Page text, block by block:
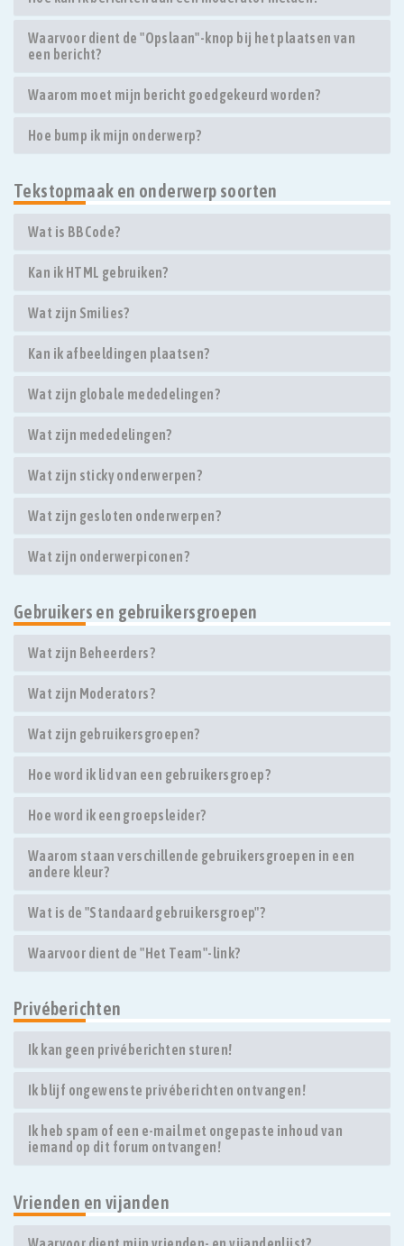
Waarvoor dient de "Opslaan"-knop bij het plaatsen van
een bericht?
Waarom moet mijn bericht goedgekeurd worden?
Hoe bump ik mijn onderwerp?
Tekstopmaak en onderwerp soorten
Wat is BBCode?
Kan ik HTML gebruiken?
Wat zijn Smilies?
Kan ik afbeeldingen plaatsen?
Wat zijn globale mededelingen?
Wat zijn mededelingen?
Wat zijn sticky onderwerpen?
Wat zijn gesloten onderwerpen?
Wat zijn onderwerpiconen?
Gebruikers en gebruikersgroepen
Wat zijn Beheerders?
Wat zijn Moderators?
Wat zijn gebruikersgroepen?
Hoe word ik lid van een gebruikersgroep?
Hoe word ik een groepsleider?
Waarom staan verschillende gebruikersgroepen in een
andere kleur?
Wat is de "Standaard gebruikersgroep"?
Waarvoor dient de "Het Team"-link?
Privéberichten
Ik kan geen privéberichten sturen!
Ik blijf ongewenste privéberichten ontvangen!
Ik heb spam of een e-mail met ongepaste inhoud van
iemand op dit forum ontvangen!
Vrienden en vijanden